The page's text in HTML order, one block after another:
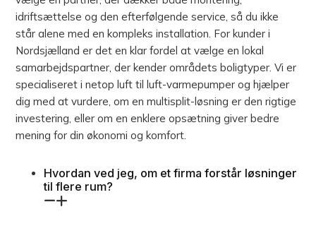
idriftsættelse og den efterfølgende service, så du ikke
står alene med en kompleks installation. For kunder i
Nordsjælland er det en klar fordel at vælge en lokal
samarbejdspartner, der kender områdets boligtyper. Vi er
specialiseret i netop luft til luft-varmepumper og hjælper
dig med at vurdere, om en multisplit-løsning er den rigtige
investering, eller om en enklere opsætning giver bedre
mening for din økonomi og komfort.
Hvordan ved jeg, om et firma forstår løsninger
til flere rum?